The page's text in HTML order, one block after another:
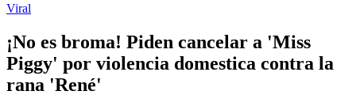
Viral
¡No es broma! Piden cancelar a 'Miss
Piggy' por violencia domestica contra la
rana 'René'